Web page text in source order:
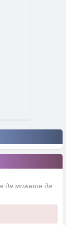
да можете да